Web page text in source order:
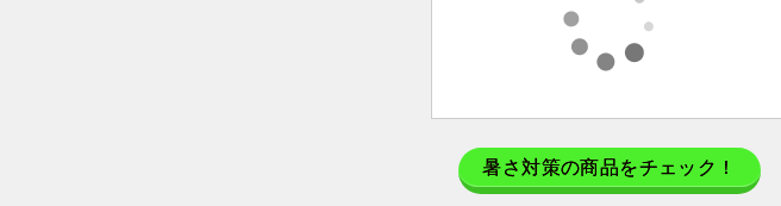
暑さ対策の商品をチェック！